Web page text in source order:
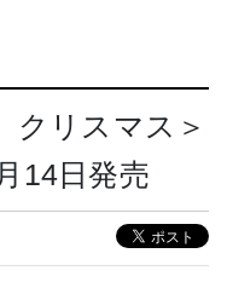
リスマス＞
14日発売